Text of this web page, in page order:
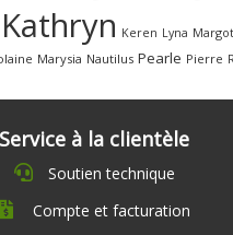
Kathryn Keren Lyna Margot
Marysia Nautilus Pearle Pierre
Service à la clientèle
Soutien technique
Compte et facturation